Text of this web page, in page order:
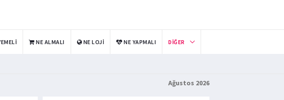
NE ALMALI NE LOJI NE YAPMALI DIĞER
Ağustos 2026